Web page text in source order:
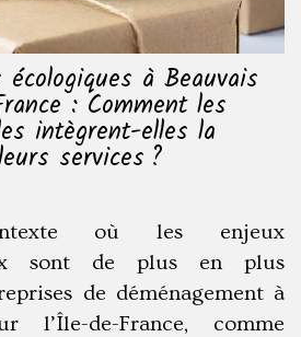
écologiques à Beauvais
: Comment les
intègrent-elles la
services ?
où les enjeux
sont de plus en plus
de déménagement à
l’Île-de-France, comme